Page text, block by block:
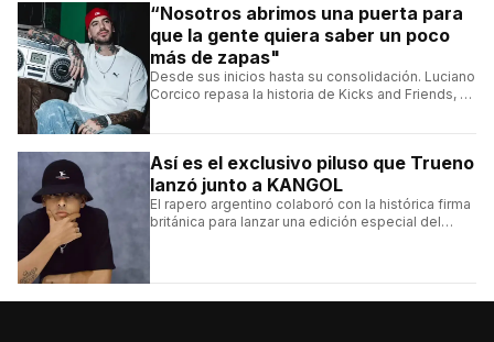
“Nosotros abrimos una puerta para
que la gente quiera saber un poco
más de zapas"
Desde sus inicios hasta su consolidación. Luciano
Corcico repasa la historia de Kicks and Friends, el
Así es el exclusivo piluso que Trueno
lanzó junto a KANGOL
El rapero argentino colaboró con la histórica firma
británica para lanzar una edición especial del